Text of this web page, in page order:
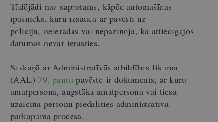
Tādējādi nav saprotams, kāpēc automašīnas
īpašnieks, kuru izsauca ar pavēsti uz
policiju, neieradās vai nepaziņoja, ka attiecīgajos
datumos nevar ierasties.
Saskaņā ar Administratīvās atbildības likuma
(AAL)79. pantu pavēste ir dokuments, ar kuru
amatpersona, augstāka amatpersona vai tiesa
uzaicina personu piedalīties administratīvā
pārkāpuma procesā.